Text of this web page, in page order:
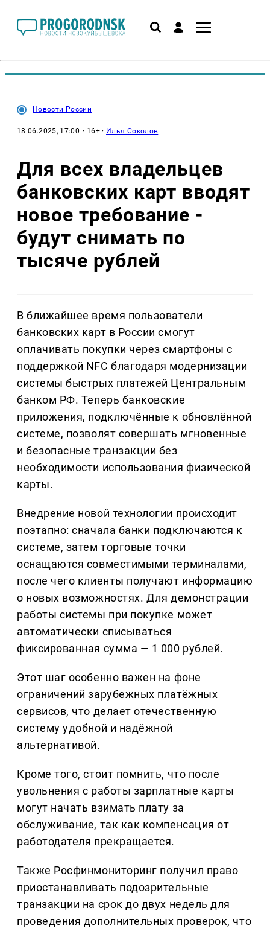
Новости России
18.06.2025, 17:00 · 16+ · Илья Соколов
Для всех владельцев
банковских карт вводят
новое требование -
будут снимать по
тысяче рублей
В ближайшее время пользователи
банковских карт в России смогут
оплачивать покупки через смартфоны с
поддержкой NFC благодаря модернизации
системы быстрых платежей Центральным
банком РФ. Теперь банковские
приложения, подключённые к обновлённой
системе, позволят совершать мгновенные
и безопасные транзакции без
необходимости использования физической
карты.
Внедрение новой технологии происходит
поэтапно: сначала банки подключаются к
системе, затем торговые точки
оснащаются совместимыми терминалами,
после чего клиенты получают информацию
о новых возможностях. Для демонстрации
работы системы при покупке может
автоматически списываться
фиксированная сумма — 1 000 рублей.
Этот шаг особенно важен на фоне
ограничений зарубежных платёжных
сервисов, что делает отечественную
систему удобной и надёжной
альтернативой.
Кроме того, стоит помнить, что после
увольнения с работы зарплатные карты
могут начать взимать плату за
обслуживание, так как компенсация от
работодателя прекращается.
Также Росфинмониторинг получил право
приостанавливать подозрительные
транзакции на срок до двух недель для
проведения дополнительных проверок, что